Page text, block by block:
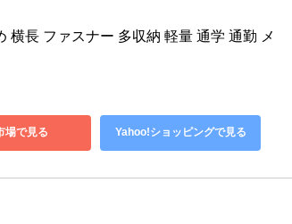
横長 ファスナー 多収納 軽量 通学 通勤 メ
場で見る Yahoo!ショッピングで見る